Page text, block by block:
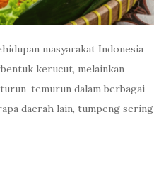
masyarakat Indonesia
kerucut, melainkan
temurun dalam berbagai
daerah lain, tumpeng sering